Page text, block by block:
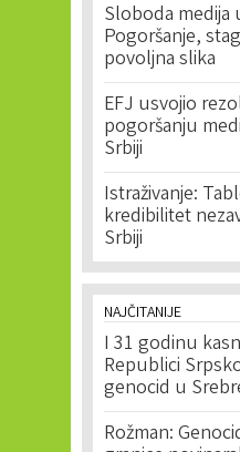
Sloboda medija
Pogoršanje,
povoljna slika
EFJ usvojio
pogoršanju
Srbiji
Istraživanje:
kredibilitet
Srbiji
NAJČITANIJE
I 31 godinu
Republici
genocid u
Rožman: